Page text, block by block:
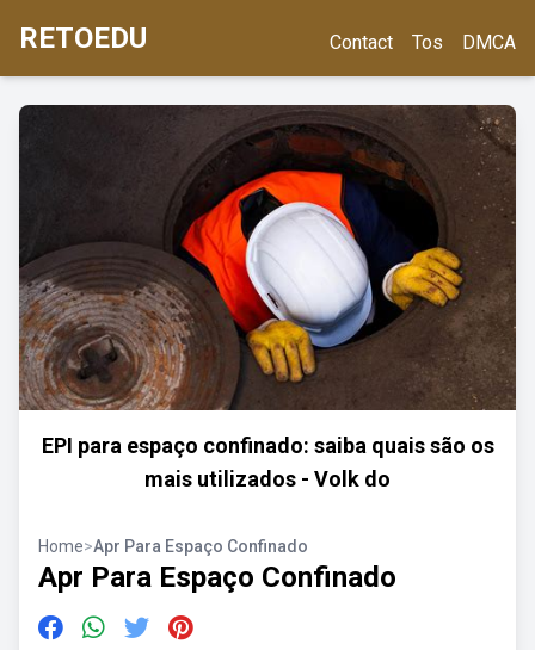
RETOEDU Contact Tos DMCA
EPI para espaço confinado: saiba quais são os
mais utilizados - Volk do
Home>Apr Para Espaço Confinado
Apr Para Espaço Confinado